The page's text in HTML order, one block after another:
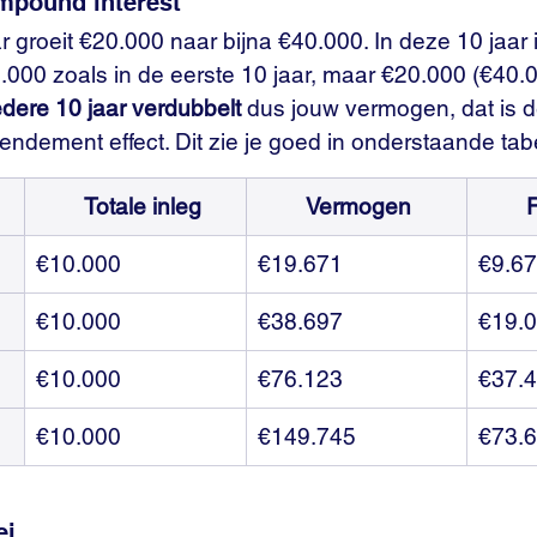
groeit €20.000 naar bijna €40.000. In deze 10
zoals in de eerste 10 jaar, maar €20.000
10 jaar verdubbelt dus jouw vermogen, dat is
effect. Dit zie je goed in onderstaande
	Totale inleg
	Vermogen
€10.000 €19.671
€10.000 €38.697
€10.000 €76.123
€10.000 €149.745